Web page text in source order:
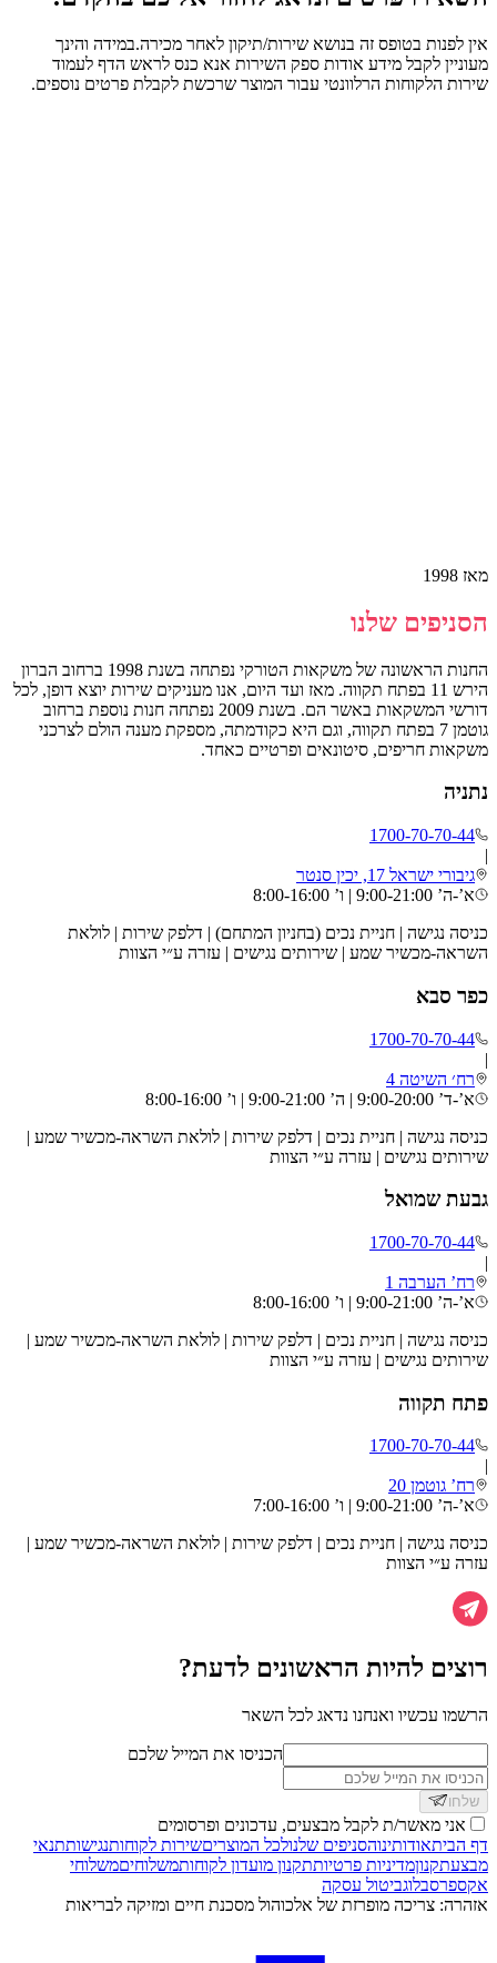
אין לפנות בטופס זה בנושא שירות/תיקון לאחר מכירה.במידה והינך
מעוניין לקבל מידע אודות ספק השירות אנא כנס לראש הדף לעמוד
שירות הלקוחות הרלוונטי עבור המוצר שרכשת לקבלת פרטים נוספים.
מאז 1998
הסניפים שלנו
החנות הראשונה של משקאות הטורקי נפתחה בשנת 1998 ברחוב הברון
הירש 11 בפתח תקווה. מאז ועד היום, אנו מעניקים שירות יוצא דופן, לכל
דורשי המשקאות באשר הם. בשנת 2009 נפתחה חנות נוספת ברחוב
גוטמן 7 בפתח תקווה, וגם היא כקודמתה, מספקת מענה הולם לצרכני
משקאות חריפים, סיטונאים ופרטיים כאחד.
נתניה
1700-70-70-44
|
גיבורי ישראל 17, יכין סנטר
א’-ה’ 9:00-21:00 | ו’ 8:00-16:00
כניסה נגישה | חניית נכים (בחניון המתחם) | דלפק שירות | לולאת
השראה-מכשיר שמע | שירותים נגישים | עזרה ע״י הצוות
כפר סבא
1700-70-70-44
|
רח׳ השיטה 4
א’-ד’ 9:00-20:00 | ה’ 9:00-21:00 | ו’ 8:00-16:00
כניסה נגישה | חניית נכים | דלפק שירות | לולאת השראה-מכשיר שמע |
שירותים נגישים | עזרה ע״י הצוות
גבעת שמואל
1700-70-70-44
|
רח’ הערבה 1
א’-ה’ 9:00-21:00 | ו’ 8:00-16:00
כניסה נגישה | חניית נכים | דלפק שירות | לולאת השראה-מכשיר שמע |
שירותים נגישים | עזרה ע״י הצוות
פתח תקווה
1700-70-70-44
רח’ גוטמן 20
א’-ה’ 9:00-21:00 | ו’ 7:00-16:00
כניסה נגישה | חניית נכים | דלפק שירות | לולאת השראה-מכשיר שמע |
עזרה ע״י הצוות
רוצים להיות הראשונים לדעת?
הרשמו עכשיו ואנחנו נדאג לכל השאר
הכניסו את המייל שלכם
שלחו
אני מאשר/ת לקבל מבצעים, עדכונים ופרסומים
דף הביתאודותינוהסניפים שלנולכל המוצריםשירות לקוחותנגישותתנאי
מבצעתקנוןמדיניות פרטיותתקנון מועדון לקוחותמשלוחיםמשלוחי
אקספרסבלוגביטול עסקה
אזהרה: צריכה מופרזת של אלכוהול מסכנת חיים ומזיקה לבריאות